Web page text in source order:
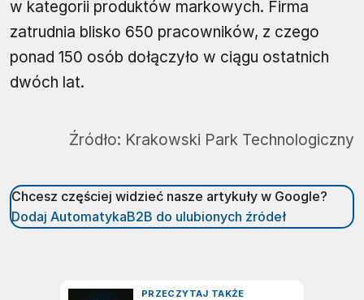
w kategorii produktów markowych. Firma
zatrudnia blisko 650 pracowników, z czego
ponad 150 osób dołączyło w ciągu ostatnich
dwóch lat.
Źródło: Krakowski Park Technologiczny
Chcesz częściej widzieć nasze artykuły w Google?
Dodaj AutomatykaB2B do ulubionych źródeł